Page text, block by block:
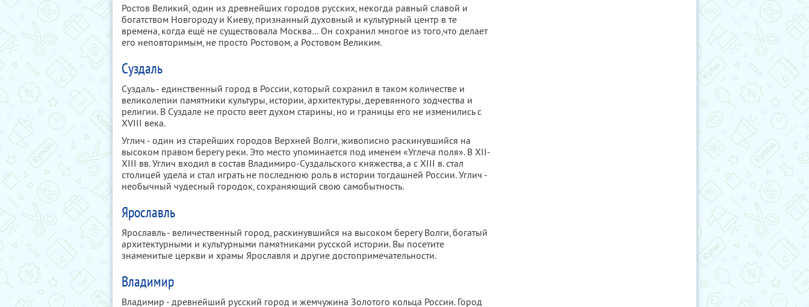
Ростов Великий, один из древнейших городов русских, некогда равный славой и
богатством Новгороду и Киеву, признанный духовный и культурный центр в те
времена, когда ещё не существовала Москва… Он сохранил многое из того,что делает
его неповторимым, не просто Ростовом, а Ростовом Великим.
Суздаль
Суздаль - единственный город в России, который сохранил в таком количестве и
великолепии памятники культуры, истории, архитектуры, деревянного зодчества и
религии. В Суздале не просто веет духом старины, но и границы его не изменились с
XVIII века.
Углич - один из старейших городов Верхней Волги, живописно раскинувшийся на
высоком правом берегу реки. Это место упоминается под именем «Углеча поля». В XII-
XIII вв. Углич входил в состав Владимиро-Суздальского княжества, а с XIII в. стал
столицей удела и стал играть не последнюю роль в истории тогдашней России. Углич -
необычный чудесный городок, сохраняющий свою самобытность.
Ярославль
Ярославль - величественный город, раскинувшийся на высоком берегу Волги, богатый
архитектурными и культурными памятниками русской истории. Вы посетите
знаменитые церкви и храмы Ярославля и другие достопримечательности.
Владимир
Владимир - древнейший русский город и жемчужина Золотого кольца России. Город